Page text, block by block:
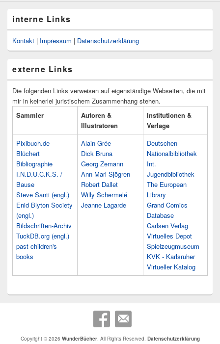
interne Links
Kontakt | Impressum | Datenschutzerklärung
externe Links
Die folgenden Links verweisen auf eigenständige Webseiten, die mit
mir in keinerlei juristischem Zusammenhang stehen.
Sammler
Autoren &
Illustratoren
Institutionen &
Verlage
Pixibuch.de
Blüchert
Bibliographie
I.N.D.U.C.K.S. /
Bause
Steve Santi (engl.)
Enid Blyton Society
(engl.)
Bildschriften-Archiv
TuckDB.org (engl.)
past children's
books
Alain Grée
Dick Bruna
Georg Zemann
Ann Mari Sjögren
Robert Dallet
Willy Schermelé
Jeanne Lagarde
Deutschen
Nationalbibliothek
Int.
Jugendbibliothek
The European
Library
Grand Comics
Database
Carlsen Verlag
Virtuelles Depot
Spielzeugmuseum
KVK - Karlsruher
Virtueller Katalog
Copyright © 2026 WunderBücher. All Rights Reserved. Datenschutzerklärung